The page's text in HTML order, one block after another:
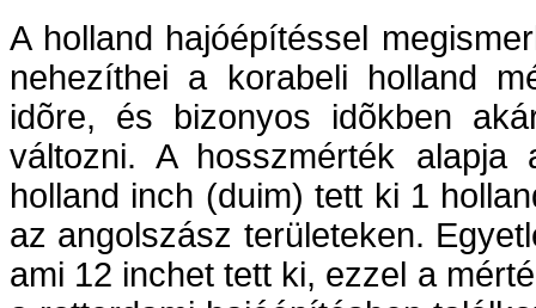
A holland hajóépítéssel
nehezíthei a korabeli holland
idõre, és bizonyos idõkben
változni. A hosszmérték alapja
holland inch (duim) tett ki 1
az angolszász területeken.
ami 12 inchet tett ki, ezzel a